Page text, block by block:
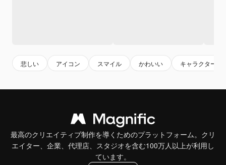
悲しい アイコン スマイル かわいい キャラクター
最高のクリエイティブ制作を導くためのプラットフォーム。クリ
エイター、企業、代理店、スタジオを含む100万人以上が利用し
ています。